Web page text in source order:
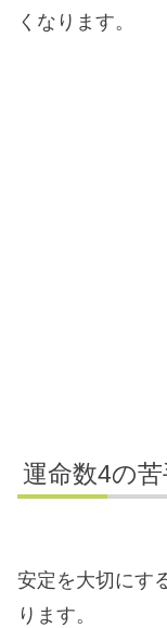
くなります。
運命数4の
安定を大切にす
ります。